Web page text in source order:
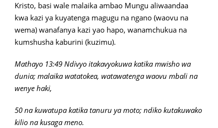
Kristo, basi wale malaika ambao Mungu aliwaandaa
kwa kazi ya kuyatenga magugu na ngano (waovu na
wema) wanafanya kazi yao hapo, wanamchukua na
kumshusha kaburini (kuzimu).
Mathayo 13:49 Ndivyo itakavyokuwa katika mwisho wa
dunia; malaika watatokea, watawatenga waovu mbali na
wenye haki,
50 na kuwatupa katika tanuru ya moto; ndiko kutakuwako
kilio na kusaga meno.